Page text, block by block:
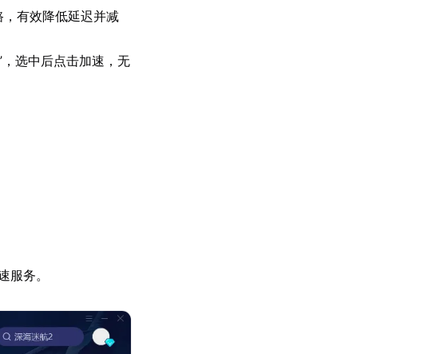
有效降低延迟并减
选中后点击加速，无
务。